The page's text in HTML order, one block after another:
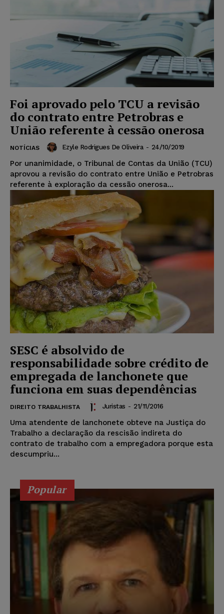
Foi aprovado pelo TCU a revisão
do contrato entre Petrobras e
União referente à cessão onerosa
NOTÍCIAS Ezyle Rodrigues De Oliveira - 24/10/2019
Por unanimidade, o Tribunal de Contas da União (TCU)
aprovou a revisão do contrato entre União e Petrobras
referente à exploração da cessão onerosa...
SESC é absolvido de
responsabilidade sobre crédito de
empregada de lanchonete que
funciona em suas dependências
DIREITO TRABALHISTA Juristas - 21/11/2016
Uma atendente de lanchonete obteve na Justiça do
Trabalho a declaração da rescisão indireta do
contrato de trabalho com a empregadora porque esta
descumpriu...
Popular